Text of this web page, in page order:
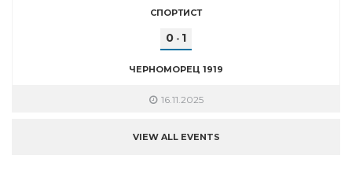
СПОРТИСТ
0 - 1
ЧЕРНОМОРЕЦ 1919
16.11.2025
VIEW ALL EVENTS